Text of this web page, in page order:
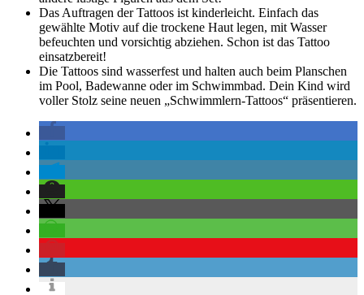
Das Auftragen der Tattoos ist kinderleicht. Einfach das
gewählte Motiv auf die trockene Haut legen, mit Wasser
befeuchten und vorsichtig abziehen. Schon ist das Tattoo
einsatzbereit!
Die Tattoos sind wasserfest und halten auch beim Planschen
im Pool, Badewanne oder im Schwimmbad. Dein Kind wird
voller Stolz seine neuen „Schwimmlern-Tattoos“ präsentieren.